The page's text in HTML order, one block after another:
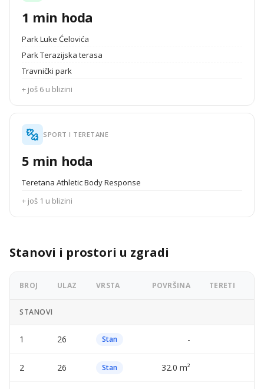
1 min hoda
Park Luke Ćelovića
Park Terazijska terasa
Travnički park
+ još 6 u blizini
SPORT I TERETANE
5 min hoda
Teretana Athletic Body Response
+ još 1 u blizini
Stanovi i prostori u zgradi
BROJ ULAZ VRSTA POVRŠINA TERETI
STANOVI
1 26 Stan -
2 26 Stan 32.0 m²